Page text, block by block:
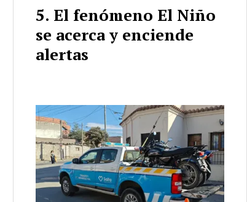
El fenómeno El Niño
se acerca y enciende
alertas